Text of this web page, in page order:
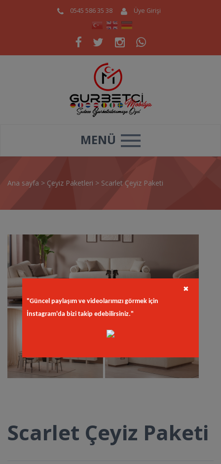
0545 586 35 38 Üye Girişi
MENÜ
Ana sayfa > Çeyiz Paketleri > Scarlet Çeyiz Paketi
Scarlet Çeyiz Paketi
"Güncel paylaşım ve videolarımızı görmek için
İnstagram'da bizi takip edebilirsiniz."
✖